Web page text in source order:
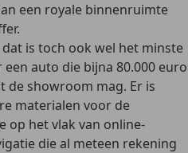
een royale binnenruimte
is toch ook wel het minste
auto die bijna 80.000 euro
de showroom mag. Er is
materialen voor de
op het vlak van online-
die al meteen rekening